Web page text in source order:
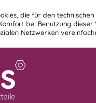
die für den
bei Benutzung
Netzwerken